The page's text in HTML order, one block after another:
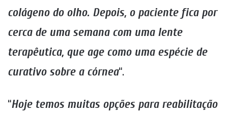
colágeno do olho. Depois, o paciente fica por
cerca de uma semana com uma lente
terapêutica, que age como uma espécie de
curativo sobre a córnea“.
“Hoje temos muitas opções para reabilitação